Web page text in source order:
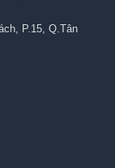
P.15, Q.Tân